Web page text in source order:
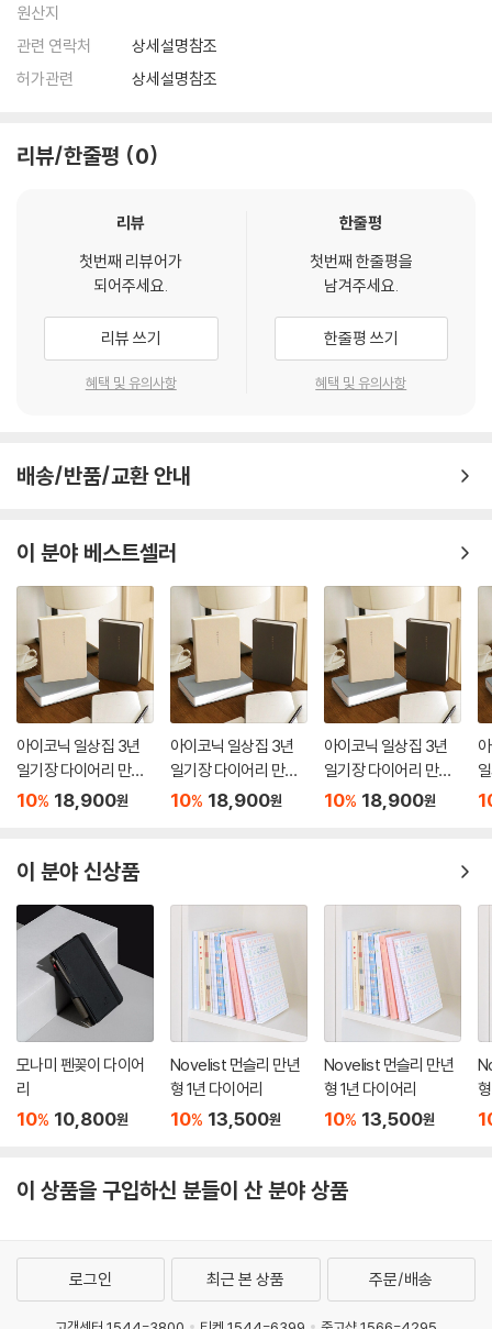
원산지
관련 연락처
상세설명참조
허가관련
상세설명참조
리뷰/한줄평 0
리뷰
첫번째 리뷰어가
되어주세요.
리뷰 쓰기
혜택 및 유의사항
한줄평
첫번째 한줄평을
남겨주세요.
한줄평 쓰기
혜택 및 유의사항
배송/반품/교환 안내
이 분야 베스트셀러
아이코닉 일상집 3년
일기장 다이어리 만년
감사일기
10% 18,900원
아이코닉 일상집 3년
일기장 다이어리 만년
감사일기
10% 18,900원
아이코닉 일상집 3년
일기장 다이어리 만년
감사일기
10% 18,900원
이 분야 신상품
모나미 펜꽂이 다이어
리
10% 10,800원
Novelist 먼슬리 만년
형 1년 다이어리
10% 13,500원
Novelist 먼슬리 만년
형 1년 다이어리
10% 13,500원
이 상품을 구입하신 분들이 산 분야 상품
로그인 최근 본 상품 주문/배송